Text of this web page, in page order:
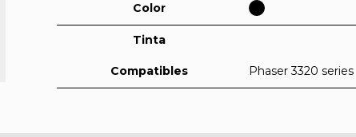
Color
Tinta
Compatibles Phaser 3320 series